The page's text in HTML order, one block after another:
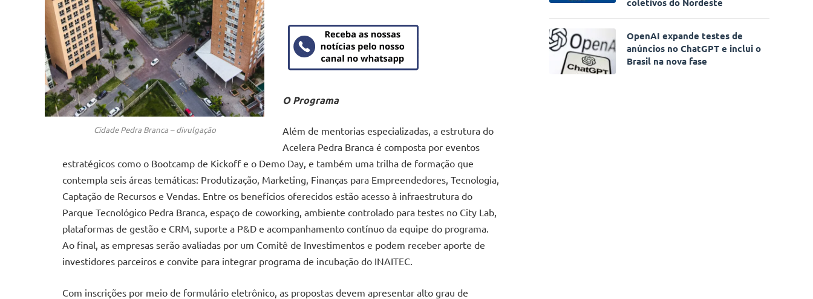
Cidade Pedra Branca – divulgação
O Programa
Além de mentorias especializadas, a estrutura do
Acelera Pedra Branca é composta por eventos
estratégicos como o Bootcamp de Kickoff e o Demo Day, e também uma trilha de formação que
contempla seis áreas temáticas: Produtização, Marketing, Finanças para Empreendedores, Tecnologia,
Captação de Recursos e Vendas. Entre os benefícios oferecidos estão acesso à infraestrutura do
Parque Tecnológico Pedra Branca, espaço de coworking, ambiente controlado para testes no City Lab,
plataformas de gestão e CRM, suporte a P&D e acompanhamento contínuo da equipe do programa.
Ao final, as empresas serão avaliadas por um Comitê de Investimentos e podem receber aporte de
investidores parceiros e convite para integrar programa de incubação do INAITEC.
Com inscrições por meio de formulário eletrônico, as propostas devem apresentar alto grau de
coletivos do Nordeste
OpenAI expande testes de
anúncios no ChatGPT e inclui o
Brasil na nova fase